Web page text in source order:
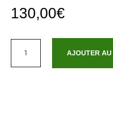
130,00€
Housse
AJOUTER AU